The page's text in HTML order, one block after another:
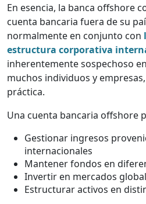
En esencia, la banca offshore
cuenta bancaria fuera de su
normalmente en conjunto con
estructura corporativa
inherentemente sospechoso
muchos individuos y
práctica.
Una cuenta bancaria offshore
Gestionar ingresos
internacionales
Mantener fondos en
Invertir en mercados
Estructurar activos en